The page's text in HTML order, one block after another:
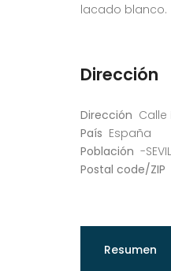
lacado blanco.
Dirección
Dirección Calle
País España
Población -
Postal code/ZIP
Resumen